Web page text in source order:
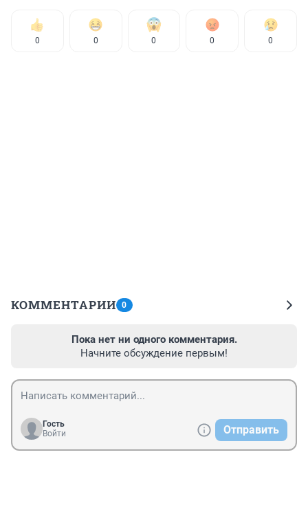
0 0 0 0 0
КОММЕНТАРИИ 0
Пока нет ни одного комментария.
Начните обсуждение первым!
Гость
Войти
Отправить